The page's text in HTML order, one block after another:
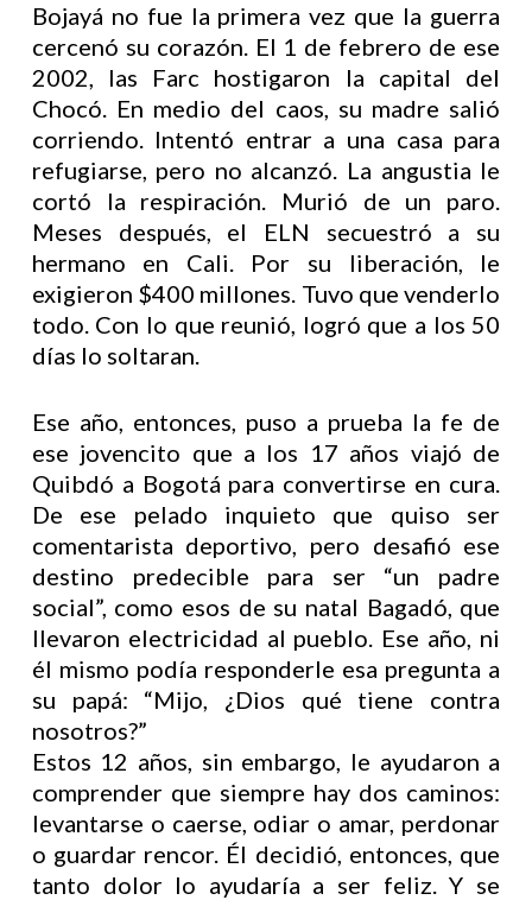
Bojayá no fue la primera vez que la guerra
cercenó su corazón. El 1 de febrero de ese
2002, las Farc hostigaron la capital del
Chocó. En medio del caos, su madre salió
corriendo. Intentó entrar a una casa para
refugiarse, pero no alcanzó. La angustia le
cortó la respiración. Murió de un paro.
Meses después, el ELN secuestró a su
hermano en Cali. Por su liberación, le
exigieron $400 millones. Tuvo que venderlo
todo. Con lo que reunió, logró que a los 50
días lo soltaran.
Ese año, entonces, puso a prueba la fe de
ese jovencito que a los 17 años viajó de
Quibdó a Bogotá para convertirse en cura.
De ese pelado inquieto que quiso ser
comentarista deportivo, pero desafió ese
destino predecible para ser “un padre
social”, como esos de su natal Bagadó, que
llevaron electricidad al pueblo. Ese año, ni
él mismo podía responderle esa pregunta a
su papá: “Mijo, ¿Dios qué tiene contra
nosotros?”
Estos 12 años, sin embargo, le ayudaron a
comprender que siempre hay dos caminos:
levantarse o caerse, odiar o amar, perdonar
o guardar rencor. Él decidió, entonces, que
tanto dolor lo ayudaría a ser feliz. Y se